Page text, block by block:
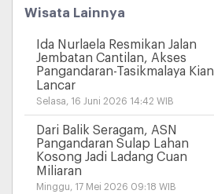
Wisata Lainnya
Ida Nurlaela Resmikan Jalan
Jembatan Cantilan, Akses
Pangandaran-Tasikmalaya Kian
Lancar
Selasa, 16 Juni 2026 14:42 WIB
Dari Balik Seragam, ASN
Pangandaran Sulap Lahan
Kosong Jadi Ladang Cuan
Miliaran
Minggu, 17 Mei 2026 09:18 WIB